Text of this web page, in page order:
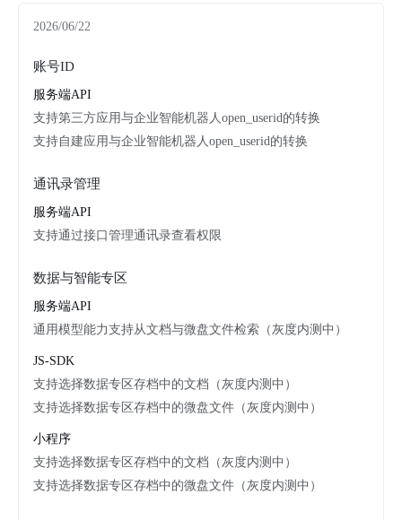
2026/06/22
账号ID
服务端API
支持第三方应用与企业智能机器人open_userid的转换
支持自建应用与企业智能机器人open_userid的转换
通讯录管理
服务端API
支持通过接口管理通讯录查看权限
数据与智能专区
服务端API
通用模型能力支持从文档与微盘文件检索（灰度内测中）
JS-SDK
支持选择数据专区存档中的文档（灰度内测中）
支持选择数据专区存档中的微盘文件（灰度内测中）
小程序
支持选择数据专区存档中的文档（灰度内测中）
支持选择数据专区存档中的微盘文件（灰度内测中）